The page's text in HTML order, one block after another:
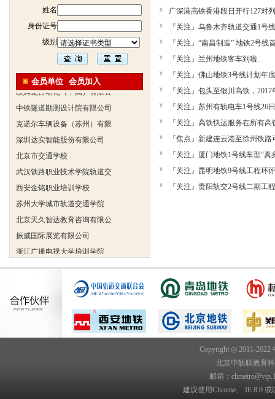
姓名
身份证号
级别
会员单位 会员加入
浙江广播电视大学培训学院
陕西交通职业技术学院
西安三资职业学院
安弗施无线射频系统(上海)有
欧姆龙自动化（中国）有限公
陕西交通职业技术学院
安弗施无线射频系统(上海)有
达诺巴特集团（中国）
欧姆龙自动化（中国）有限公
中铁隧道勘测设计院有限公司
广深港高铁香港段日开行127对
『关注』乌鲁木齐轨道交通1号
『关注』“南昌制造” 地铁2号线
『关注』兰州地铁客车到啦...
『关注』佛山地铁3号线计划年
『关注』包头至银川高铁，2017
『关注』苏州有轨电车1号线26
『关注』高铁快运服务在所有高
『焦点』新建连云港至徐州铁
『关注』厦门地铁1号线车型“真
『关注』昆明地铁9号线工程环
『关注』贵阳轨交2号线二期工
Copyright ◎ 2011-2022
北京中轨联教育
邮箱：
建议使用Chrome、 IE 8.0